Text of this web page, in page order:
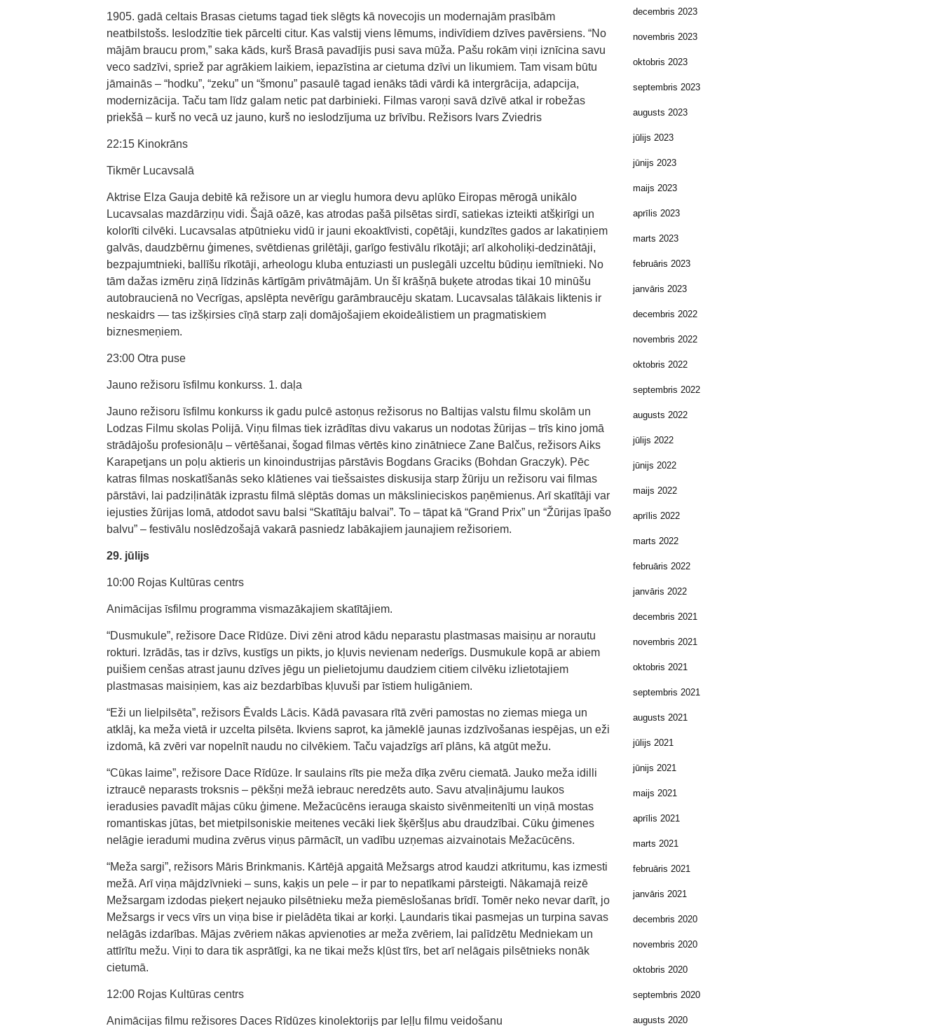
1905. gadā celtais Brasas cietums tagad tiek slēgts kā novecojis un modernajām prasībām
neatbilstošs. Ieslodzītie tiek pārcelti citur. Kas valstij viens lēmums, indivīdiem dzīves pavērsiens. “No
mājām braucu prom,” saka kāds, kurš Brasā pavadījis pusi sava mūža. Pašu rokām viņi iznīcina savu
veco sadzīvi, spriež par agrākiem laikiem, iepazīstina ar cietuma dzīvi un likumiem. Tam visam būtu
jāmainās – “hodku”, “zeku” un “šmonu” pasaulē tagad ienāks tādi vārdi kā intergrācija, adapcija,
modernizācija. Taču tam līdz galam netic pat darbinieki. Filmas varoņi savā dzīvē atkal ir robežas
priekšā – kurš no vecā uz jauno, kurš no ieslodzījuma uz brīvību. Režisors Ivars Zviedris
22:15 Kinokrāns
Tikmēr Lucavsalā
Aktrise Elza Gauja debitē kā režisore un ar vieglu humora devu aplūko Eiropas mērogā unikālo
Lucavsalas mazdārziņu vidi. Šajā oāzē, kas atrodas pašā pilsētas sirdī, satiekas izteikti atšķirīgi un
kolorīti cilvēki. Lucavsalas atpūtnieku vidū ir jauni ekoaktīvisti, copētāji, kundzītes gados ar lakatiņiem
galvās, daudzbērnu ģimenes, svētdienas grilētāji, garīgo festivālu rīkotāji; arī alkoholiķi-dedzinātāji,
bezpajumtnieki, ballīšu rīkotāji, arheologu kluba entuziasti un puslegāli uzceltu būdiņu iemītnieki. No
tām dažas izmēru ziņā līdzinās kārtīgām privātmājām. Un šī krāšņā buķete atrodas tikai 10 minūšu
autobraucienā no Vecrīgas, apslēpta nevērīgu garāmbraucēju skatam. Lucavsalas tālākais liktenis ir
neskaidrs — tas izšķirsies cīņā starp zaļi domājošajiem ekoideālistiem un pragmatiskiem
biznesmeņiem.
23:00 Otra puse
Jauno režisoru īsfilmu konkurss. 1. daļa
Jauno režisoru īsfilmu konkurss ik gadu pulcē astoņus režisorus no Baltijas valstu filmu skolām un
Lodzas Filmu skolas Polijā. Viņu filmas tiek izrādītas divu vakarus un nodotas žūrijas – trīs kino jomā
strādājošu profesionāļu – vērtēšanai, šogad filmas vērtēs kino zinātniece Zane Balčus, režisors Aiks
Karapetjans un poļu aktieris un kinoindustrijas pārstāvis Bogdans Graciks (Bohdan Graczyk). Pēc
katras filmas noskatīšanās seko klātienes vai tiešsaistes diskusija starp žūriju un režisoru vai filmas
pārstāvi, lai padziļinātāk izprastu filmā slēptās domas un mākslinieciskos paņēmienus. Arī skatītāji var
iejusties žūrijas lomā, atdodot savu balsi “Skatītāju balvai”. To – tāpat kā “Grand Prix” un “Žūrijas īpašo
balvu” – festivālu noslēdzošajā vakarā pasniedz labākajiem jaunajiem režisoriem.
29. jūlijs
10:00 Rojas Kultūras centrs
Animācijas īsfilmu programma vismazākajiem skatītājiem.
“Dusmukule”, režisore Dace Rīdūze. Divi zēni atrod kādu neparastu plastmasas maisiņu ar norautu
rokturi. Izrādās, tas ir dzīvs, kustīgs un pikts, jo kļuvis nevienam nederīgs. Dusmukule kopā ar abiem
puišiem cenšas atrast jaunu dzīves jēgu un pielietojumu daudziem citiem cilvēku izlietotajiem
plastmasas maisiņiem, kas aiz bezdarbības kļuvuši par īstiem huligāniem.
“Eži un lielpilsēta”, režisors Ēvalds Lācis. Kādā pavasara rītā zvēri pamostas no ziemas miega un
atklāj, ka meža vietā ir uzcelta pilsēta. Ikviens saprot, ka jāmeklē jaunas izdzīvošanas iespējas, un eži
izdomā, kā zvēri var nopelnīt naudu no cilvēkiem. Taču vajadzīgs arī plāns, kā atgūt mežu.
“Cūkas laime”, režisore Dace Rīdūze. Ir saulains rīts pie meža dīķa zvēru ciematā. Jauko meža idilli
iztraucē neparasts troksnis – pēkšņi mežā iebrauc neredzēts auto. Savu atvaļinājumu laukos
ieradusies pavadīt mājas cūku ģimene. Mežacūcēns ierauga skaisto sivēnmeitenīti un viņā mostas
romantiskas jūtas, bet mietpilsoniskie meitenes vecāki liek šķēršļus abu draudzībai. Cūku ģimenes
nelāgie ieradumi mudina zvērus viņus pārmācīt, un vadību uzņemas aizvainotais Mežacūcēns.
“Meža sargi”, režisors Māris Brinkmanis. Kārtējā apgaitā Mežsargs atrod kaudzi atkritumu, kas izmesti
mežā. Arī viņa mājdzīvnieki – suns, kaķis un pele – ir par to nepatīkami pārsteigti. Nākamajā reizē
Mežsargam izdodas pieķert nejauko pilsētnieku meža piemēslošanas brīdī. Tomēr neko nevar darīt, jo
Mežsargs ir vecs vīrs un viņa bise ir pielādēta tikai ar korķi. Ļaundaris tikai pasmejas un turpina savas
nelāgās izdarības. Mājas zvēriem nākas apvienoties ar meža zvēriem, lai palīdzētu Medniekam un
attīrītu mežu. Viņi to dara tik asprātīgi, ka ne tikai mežs kļūst tīrs, bet arī nelāgais pilsētnieks nonāk
cietumā.
12:00 Rojas Kultūras centrs
Animācijas filmu režisores Daces Rīdūzes kinolektorijs par leļļu filmu veidošanu
decembris 2023
novembris 2023
oktobris 2023
septembris 2023
augusts 2023
jūlijs 2023
jūnijs 2023
maijs 2023
aprīlis 2023
marts 2023
februāris 2023
janvāris 2023
decembris 2022
novembris 2022
oktobris 2022
septembris 2022
augusts 2022
jūlijs 2022
jūnijs 2022
maijs 2022
aprīlis 2022
marts 2022
februāris 2022
janvāris 2022
decembris 2021
novembris 2021
oktobris 2021
septembris 2021
augusts 2021
jūlijs 2021
jūnijs 2021
maijs 2021
aprīlis 2021
marts 2021
februāris 2021
janvāris 2021
decembris 2020
novembris 2020
oktobris 2020
septembris 2020
augusts 2020